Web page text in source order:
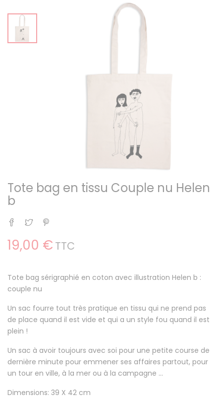
Tote bag en tissu Couple nu Helen
b
Partager
Tweet
19,00 € TTC
Tote bag sérigraphié en coton avec illustration Helen b :
couple nu
Un sac fourre tout très pratique en tissu qui ne prend pas
de place quand il est vide et qui a un style fou quand il est
plein !
Un sac à avoir toujours avec soi pour une petite course de
dernière minute pour emmener ses affaires partout, pour
un tour en ville, à la mer ou à la campagne ...
Dimensions: 39 X 42 cm